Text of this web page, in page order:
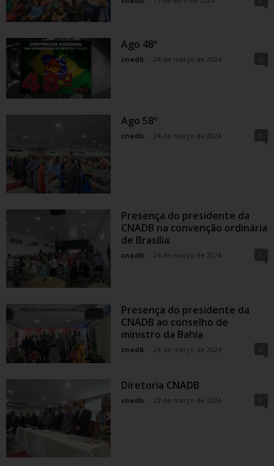
Ago 48ª
cnadb - 24 de março de 2024
Ago 58º
cnadb - 24 de março de 2024
Presença do presidente da
CNADB na convenção ordinária
de Brasília.
cnadb - 24 de março de 2024
Presença do presidente da
CNADB ao conselho de
ministro da Bahia
cnadb - 24 de março de 2024
Diretoria CNADB
cnadb - 22 de março de 2024